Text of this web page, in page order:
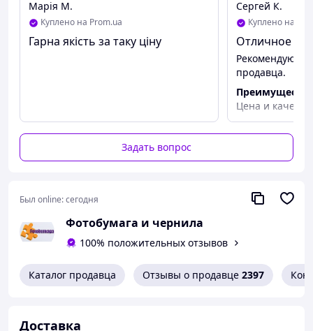
Марія М.
Куплено на Prom.ua
Гарна якість за таку ціну
Сергей К.
Куплено на
Отличное
Рекомендую
продавца.
Преимущества
Цена и
Задать вопрос
Был online:сегодня
Фотобумага и чернила
100% положительных отзывов
Каталог продавца Отзывы о продавце 2397
Доставка